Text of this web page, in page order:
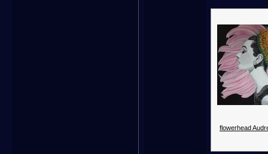
flowerhead